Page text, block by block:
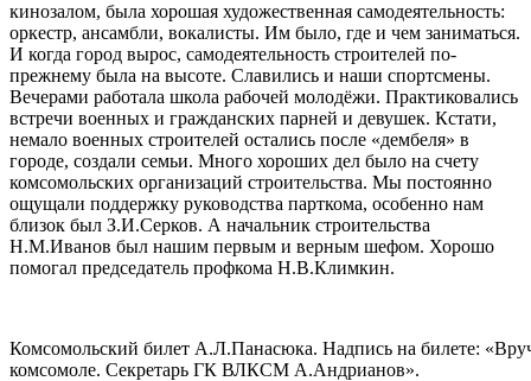
кинозалом, была хорошая художественная самодеятельность:
оркестр, ансамбли, вокалисты. Им было, где и чем заниматься.
И когда город вырос, самодеятельность строителей по-
прежнему была на высоте. Славились и наши спортсмены.
Вечерами работала школа рабочей молодёжи. Практиковались
встречи военных и гражданских парней и девушек. Кстати,
немало военных строителей остались после «дембеля» в
городе, создали семьи. Много хороших дел было на счету
комсомольских организаций строительства. Мы постоянно
ощущали поддержку руководства парткома, особенно нам
близок был З.И.Серков. А начальник строительства
Н.М.Иванов был нашим первым и верным шефом. Хорошо
помогал председатель профкома Н.В.Климкин.
Комсомольский билет А.Л.Панасюка. Надпись на билете:
комсомоле. Секретарь ГК ВЛКСМ А.Андрианов».